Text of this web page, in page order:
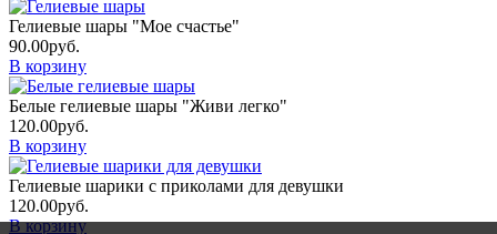
Гелиевые шары "Мое счастье"
90.00руб.
В корзину
Белые гелиевые шары "Живи легко"
120.00руб.
В корзину
Гелиевые шарики с приколами для девушки
120.00руб.
В корзину